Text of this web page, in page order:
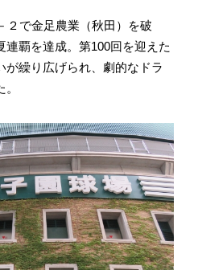
２で金足農業（秋田）を破
連覇を達成。第100回を迎えた
が繰り広げられ、劇的なドラ